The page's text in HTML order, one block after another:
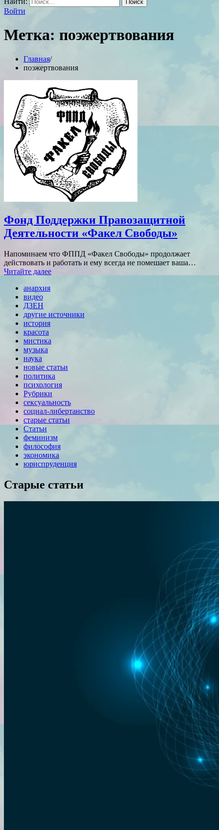
Войти
Метка: поэжертвования
Главная
поэжертвования
Фонд Поддержки Правозащитной
Деятельности «Факел Свободы»
Напоминаем что ФППД «Факел Свободы» продолжает
действовать и работать и ему всегда не помешает ваша…
Читайте далее
анархия
видео
ДЗЕН
другие источники
история
красота
мистика
музыка
наука
новые статьи
политика
психология
Рубрики
сексуальность
социал-либертанство
старые статьи
Статьи
феминизм
философия
экономика
юриспруденция
Старые статьи